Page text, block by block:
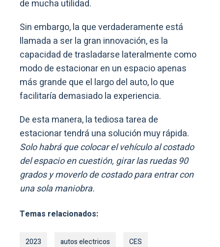
de mucha utilidad.
Sin embargo, la que verdaderamente está
llamada a ser la gran innovación, es la
capacidad de trasladarse lateralmente como
modo de estacionar en un espacio apenas
más grande que el largo del auto, lo que
facilitaría demasiado la experiencia.
De esta manera, la tediosa tarea de
estacionar tendrá una solución muy rápida.
Solo habrá que colocar el vehículo al costado
del espacio en cuestión, girar las ruedas 90
grados y moverlo de costado para entrar con
una sola maniobra.
Temas relacionados:
2023 autos electricos CES